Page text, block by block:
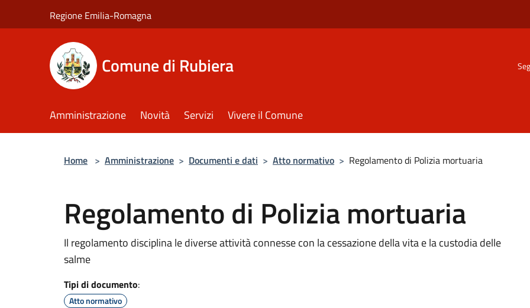
Regione Emilia-Romagna
Comune di Rubiera
Amministrazione Novità Servizi Vivere il Comune
Home > Amministrazione > Documenti e dati > Atto normativo > Regolamento di Polizia mortuaria
Regolamento di Polizia mortuaria
Il regolamento disciplina le diverse attività connesse con la cessazione della vita e la custodia delle
salme
Tipi di documento:
Atto normativo